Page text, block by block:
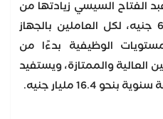
عبد الفتاح السيسي زيادتها من
300 جنيه شهريًا لتصبح 600 جنيه، لكل العاملين بالجهاز
الوظيفية بدءًا من
العالية والممتازة، ويستفيد